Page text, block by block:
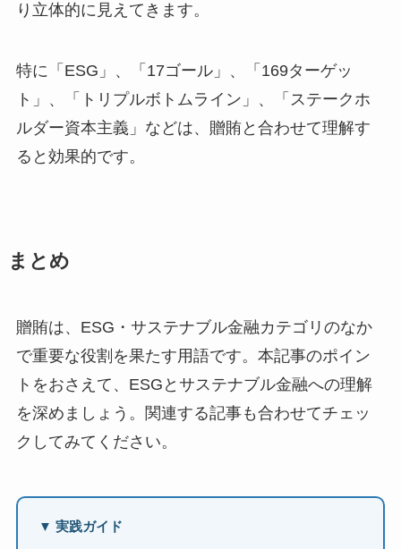
り立体的に見えてきます。
特に「ESG」、「17ゴール」、「169ターゲッ
ト」、「トリプルボトムライン」、「ステークホ
ルダー資本主義」などは、贈賄と合わせて理解す
ると効果的です。
まとめ
贈賄は、ESG・サステナブル金融カテゴリのなか
で重要な役割を果たす用語です。本記事のポイン
トをおさえて、ESGとサステナブル金融への理解
を深めましょう。関連する記事も合わせてチェッ
クしてみてください。
▼ 実践ガイド